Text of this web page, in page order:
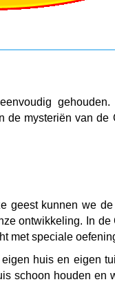
de mysteriën van de
geest kunnen we
ontwikkeling. In de
met speciale
huis en eigen
schoon houden en